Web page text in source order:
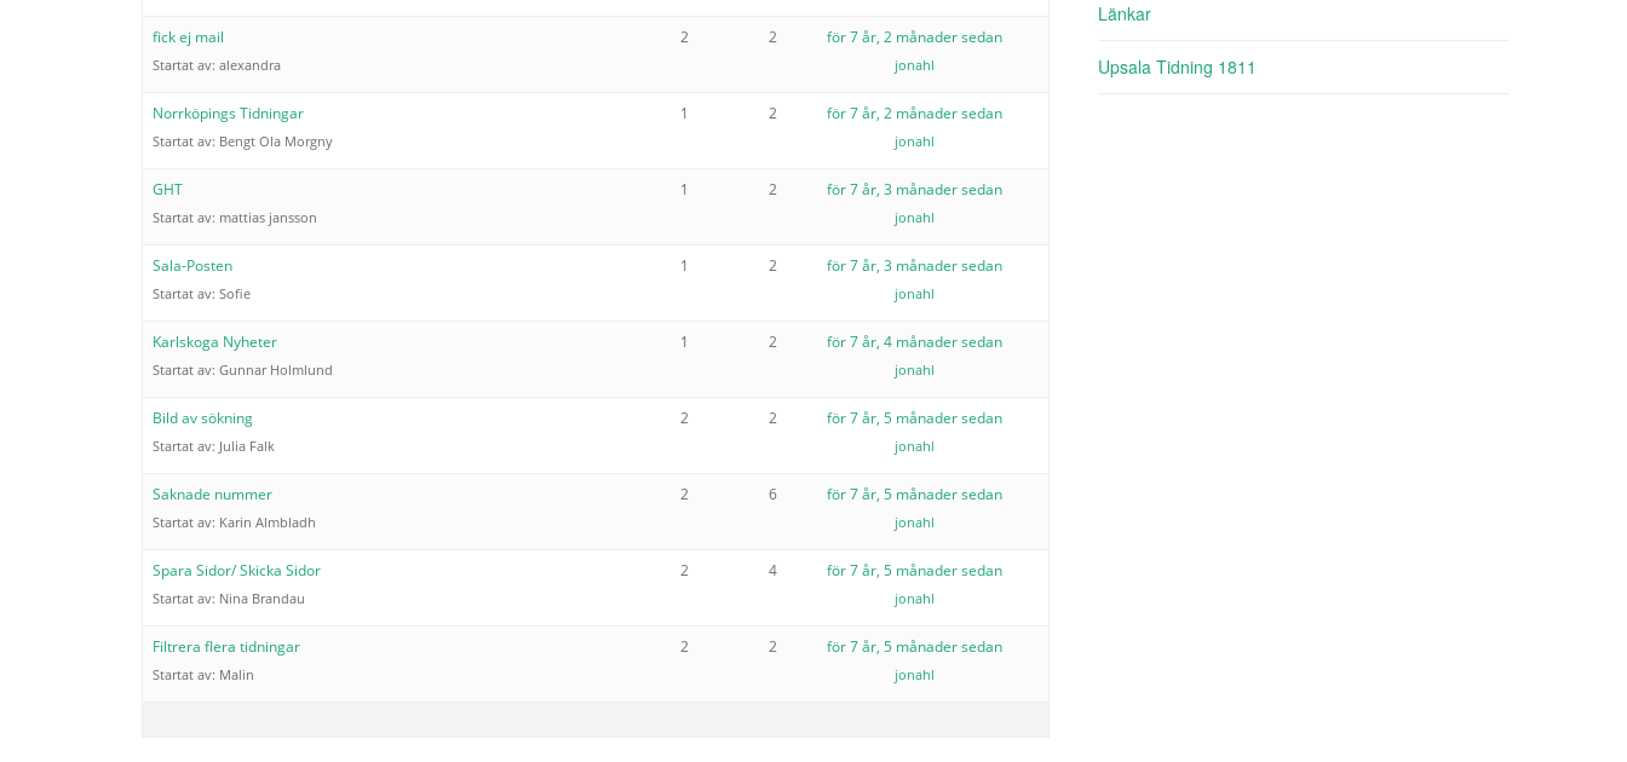
fick ej mail
Startat av: alexandra
2 2 för 7 år, 2 månader sedan
jonahl
Norrköpings Tidningar
Startat av: Bengt Ola Morgny
1 2 för 7 år, 2 månader sedan
jonahl
GHT
Startat av: mattias jansson
1 2 för 7 år, 3 månader sedan
jonahl
Sala-Posten
Startat av: Sofie
1 2 för 7 år, 3 månader sedan
jonahl
Karlskoga Nyheter
Startat av: Gunnar Holmlund
1 2 för 7 år, 4 månader sedan
jonahl
Bild av sökning
Startat av: Julia Falk
2 2 för 7 år, 5 månader sedan
jonahl
Saknade nummer
Startat av: Karin Almbladh
2 6 för 7 år, 5 månader sedan
jonahl
Spara Sidor/ Skicka Sidor
Startat av: Nina Brandau
2 4 för 7 år, 5 månader sedan
jonahl
Filtrera flera tidningar
Startat av: Malin
2 2 för 7 år, 5 månader sedan
jonahl
Länkar
Upsala Tidning 1811